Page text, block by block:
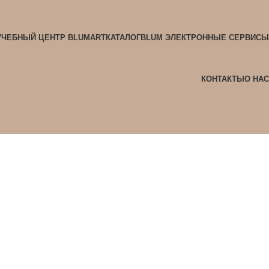
ЦЕНТР BLUMARTКАТАЛОГBLUM ЭЛЕКТРОННЫЕ СЕРВИСЫ
КОНТАКТЫ О НАС